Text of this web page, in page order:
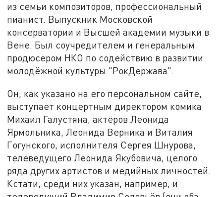
из семьи композиторов, профессиональный
пианист. Выпускник Московской
консерватории и Высшей академии музыки в
Вене. Был соучредителем и генеральным
продюсером НКО по содействию в развитии
молодёжной культуры "РокДержава".
Он, как указано на его персональном сайте,
выступает концертным директором комика
Михаил Галустяна, актёров Леонида
Ярмольника, Леонида Верника и Виталия
Гогунского, исполнителя Сергея Шнурова,
телеведущего Леонида Якубовича, целого
ряда других артистов и медийных личностей.
Кстати, среди них указан, например, и